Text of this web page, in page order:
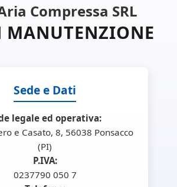
Compressa SRL
MANUTENZIONE
Sede e Dati
legale ed operativa:
e Casato, 8, 56038 Ponsacco
(PI)
P.IVA:
0237790 050 7